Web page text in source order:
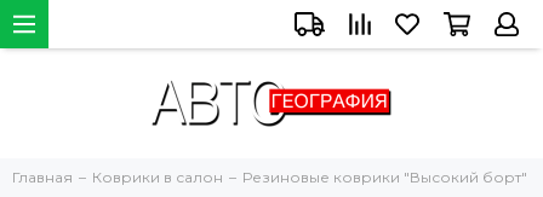
Главная Коврики в салон Резиновые коврики "Высокий борт"